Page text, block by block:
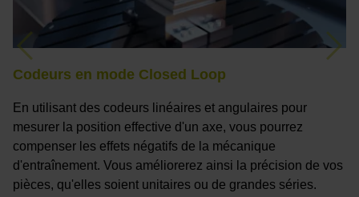
Codeurs en mode Closed Loop
En utilisant des codeurs linéaires et angulaires pour
mesurer la position effective d'un axe, vous pourrez
compenser les effets négatifs de la mécanique
d'entraînement. Vous améliorerez ainsi la précision de vos
pièces, qu'elles soient unitaires ou de grandes séries.
Previous Next